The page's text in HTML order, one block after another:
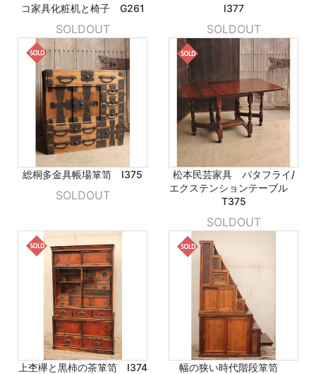
コ家具化粧机と椅子 G261
SOLDOUT
I377
SOLDOUT
総桐多金具帳場箪笥 I375
SOLDOUT
松本民芸家具 バタフライ/
エクステンションテーブル
T375
SOLDOUT
上杢欅と黒柿の茶箪笥 I374
幅の狭い時代階段箪笥